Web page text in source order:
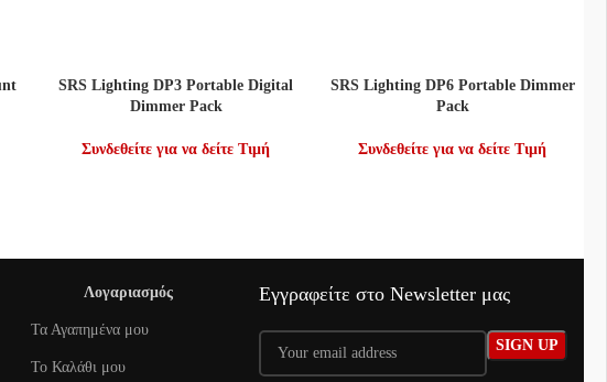
ΔΙΑΒΆΣΤΕ ΠΕΡΙΣΣΌΤΕΡΑ
SRS Lighting DP3 Portable Digital
Dimmer Pack
Συνδεθείτε για να δείτε Τιμή
ΔΙΑΒΆΣΤΕ ΠΕΡΙΣΣΌΤΕΡΑ
SRS Lighting DP6 Portable Dimmer
Pack
Συνδεθείτε για να δείτε Τιμή
Λογαριασμός
Τα Αγαπημένα μου
To Καλάθι μου
Εγγραφείτε στο Newsletter μας